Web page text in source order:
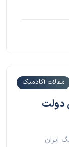
مقالات آکادمیک
دولت
ایران